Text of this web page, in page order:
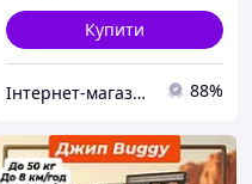
Купити
Інтернет-магазин "Vel24" 88%